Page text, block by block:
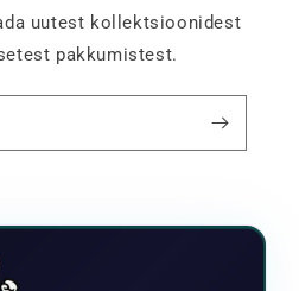
uutest kollektsioonidest
pakkumistest.